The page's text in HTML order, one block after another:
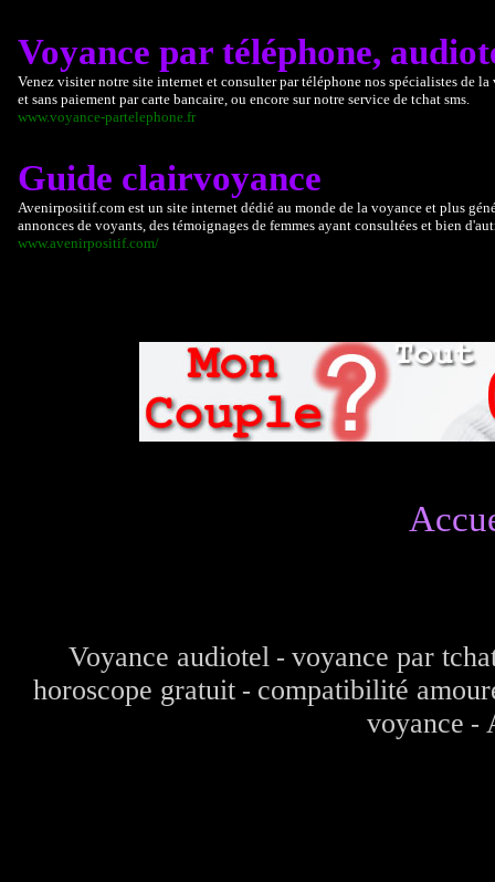
Voyance par téléphone,
Venez visiter notre site internet et consulter par téléphone nos spécialistes de
et sans paiement par carte bancaire, ou encore sur notre service de tchat sms.
www.voyance-partelephone.fr
Guide clairvoyance
Avenirpositif.com est un site internet dédié au monde de la voyance et plus
annonces de voyants, des témoignages de femmes ayant consultées et bien
www.avenirpositif.com/
Voyance audiotel - voyance par
horoscope gratuit- compatibilité
voyance -